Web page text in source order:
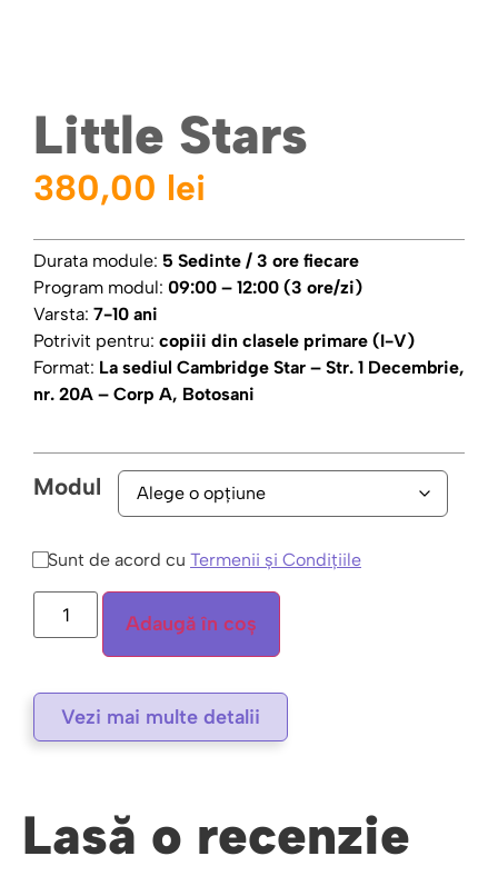
Little Stars
380,00 lei
Durata module: 5 Sedinte / 3 ore fiecare
Program modul: 09:00 – 12:00 (3 ore/zi)
Varsta: 7-10 ani
Potrivit pentru: copiii din clasele primare (I-V)
Format: La sediul Cambridge Star – Str. 1 Decembrie,
nr. 20A – Corp A, Botosani
Modul
Sunt de acord cu Termenii și Condițiile
Adaugă în coș
Vezi mai multe detalii
Lasă o recenzie